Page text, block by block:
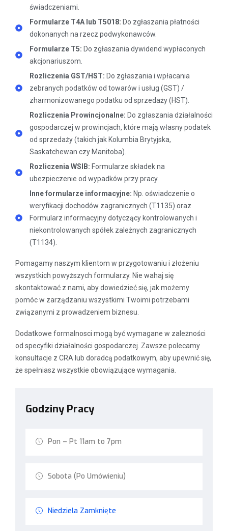
Godziny Pracy
Pon – Pt 11am to 7pm
Sobota (Po Umówieniu)
Niedziela Zamknięte
świadczeniami.
Formularze T4A lub T5018: Do zgłaszania płatności
dokonanych na rzecz podwykonawców.
Formularze T5: Do zgłaszania dywidend wypłaconych
akcjonariuszom.
Rozliczenia GST/HST: Do zgłaszania i wpłacania
zebranych podatków od towarów i usług (GST) /
zharmonizowanego podatku od sprzedaży (HST).
Rozliczenia Prowincjonalne: Do zgłaszania działalności
gospodarczej w prowincjach, które mają własny podatek
od sprzedaży (takich jak Kolumbia Brytyjska,
Saskatchewan czy Manitoba).
Rozliczenia WSIB: Formularze składek na
ubezpieczenie od wypadków przy pracy.
Inne formularze informacyjne: Np. oświadczenie o
weryfikacji dochodów zagranicznych (T1135) oraz
Formularz informacyjny dotyczący kontrolowanych i
niekontrolowanych spółek zależnych zagranicznych
(T1134).
Pomagamy naszym klientom w przygotowaniu i złożeniu
wszystkich powyższych formularzy. Nie wahaj się
skontaktować z nami, aby dowiedzieć się, jak możemy
pomóc w zarządzaniu wszystkimi Twoimi potrzebami
związanymi z prowadzeniem biznesu.
Dodatkowe formalnosci mogą być wymagane w zależności
od specyfiki działalności gospodarczej. Zawsze polecamy
konsultacje z CRA lub doradcą podatkowym, aby upewnić się,
że spełniasz wszystkie obowiązujące wymagania.